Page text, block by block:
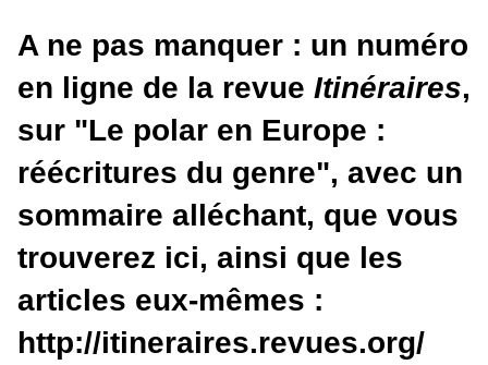
A ne pas manquer : un numéro
en ligne de la revue Itinéraires,
sur "Le polar en Europe :
réécritures du genre", avec un
sommaire alléchant, que vous
trouverez ici, ainsi que les
articles eux-mêmes :
http://itineraires.revues.org/